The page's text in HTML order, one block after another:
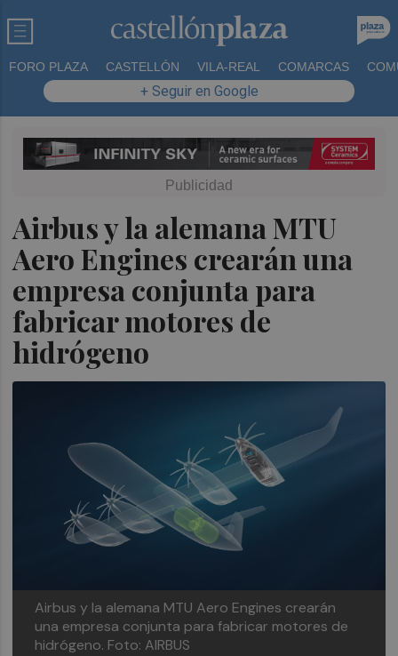
FORO PLAZA CASTELLÓN VILA-REAL COMARCAS
+ Seguir en Google
Airbus y la alemana MTU
Aero Engines crearán una
empresa conjunta para
fabricar motores de
hidrógeno
Airbus y la alemana MTU Aero Engines crearán
una empresa conjunta para fabricar motores de
hidrógeno. Foto: AIRBUS